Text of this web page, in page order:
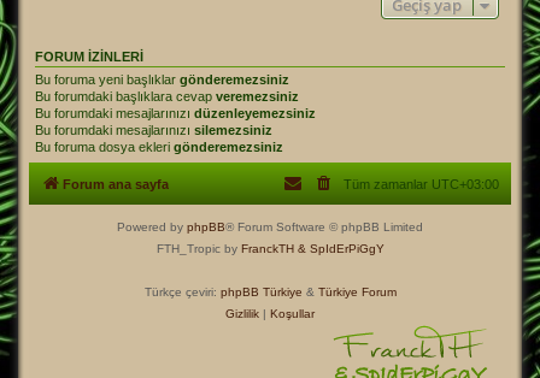
Geçiş yap
FORUM IZINLERI
Bu foruma yeni başlıklar gönderemezsiniz
Bu forumdaki başlıklara cevap veremezsiniz
Bu forumdaki mesajlarınızı düzenleyemezsiniz
Bu forumdaki mesajlarınızı silemezsiniz
Bu foruma dosya ekleri gönderemezsiniz
Forum ana sayfa Tüm zamanlar UTC+03:00
Powered by phpBB® Forum Software © phpBB Limited
FTH_Tropic by FranckTH & SpIdErPiGgY
Türkçe çeviri: phpBB Türkiye & Türkiye Forum
Gizlilik | Koşullar